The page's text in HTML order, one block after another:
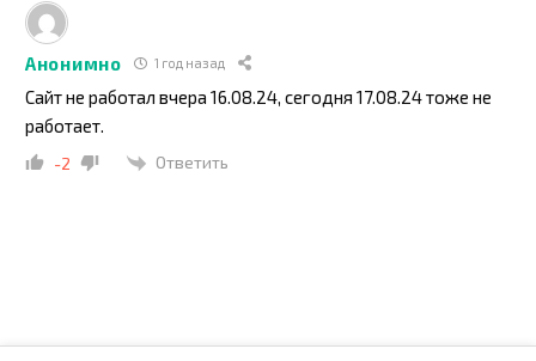
Анонимно 1 год назад
Сайт не работал вчера 16.08.24, сегодня 17.08.24 тоже не
работает.
-2 Ответить